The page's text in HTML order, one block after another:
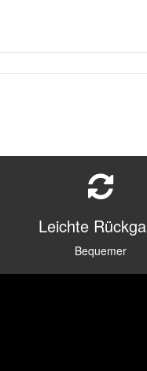
Leichte
Bequemer